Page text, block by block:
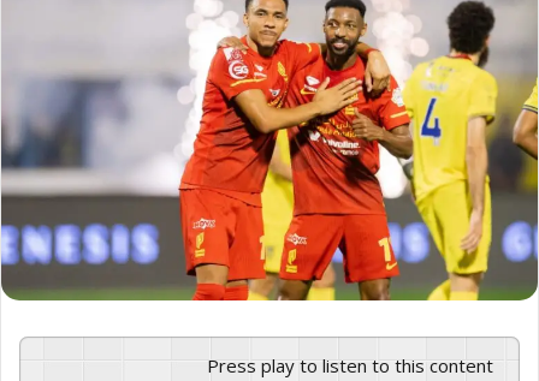
Press play to listen to this content